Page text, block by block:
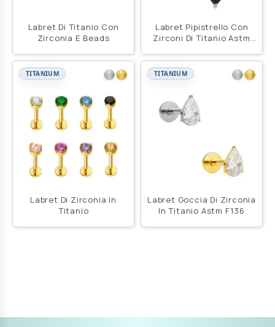
Labret Di Titanio Con
Zirconia E Beads
Labret Pipistrello Con
Zirconi Di Titanio Astm
TITANIUM
Labret Di Zirconia In
Titanio
TITANIUM
Labret Goccia Di Zirconia
In Titanio Astm F136